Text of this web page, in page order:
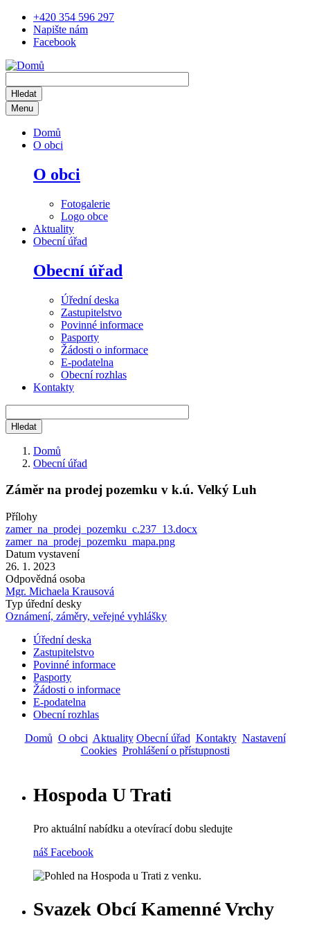
Přejít
hlavnímu
+420 354 596 297
Napište nám
Facebook
navigation
Menu
Domů
O obci
O obci
Fotogalerie
Logo obce
Aktuality
Obecní úřad
Obecní úřad
Úřední deska
Zastupitelstvo
Povinné informace
Pasporty
Žádosti o informace
E-podatelna
Obecní rozhlas
Kontakty
Drobečková
navigace
Domů
Obecní úřad
Záměr na prodej pozemku v k.ú. Velký Luh
Přílohy
zamer_na_prodej_pozemku_c.237_13.docx
zamer_na_prodej_pozemku_mapa.png
Datum vystavení
26. 1. 2023
Odpovědná osoba
Mgr. Michaela Krausová
Typ úřední desky
Oznámení, záměry, veřejné vyhlášky
Main
navigation
Úřední deska
Zastupitelstvo
Povinné informace
Pasporty
Žádosti o informace
E-podatelna
Obecní rozhlas
Domů O obci Aktuality Obecní úřad Kontakty Nastavení
Cookies Prohlášení o přístupnosti
Hospoda U Trati
Pro aktuální nabídku a otevírací dobu sledujte
náš Facebook
Svazek Obcí Kamenné Vrchy